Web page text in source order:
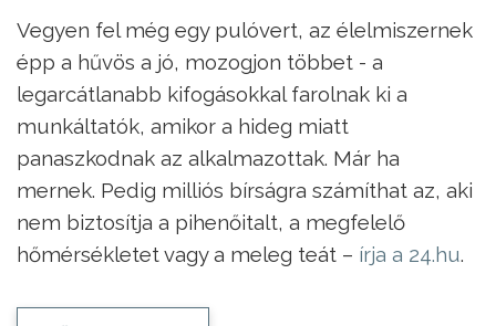
Vegyen fel még egy pulóvert, az élelmiszernek
épp a hűvös a jó, mozogjon többet - a
legarcátlanabb kifogásokkal farolnak ki a
munkáltatók, amikor a hideg miatt
panaszkodnak az alkalmazottak. Már ha
mernek. Pedig milliós bírságra számíthat az, aki
nem biztosítja a pihenőitalt, a megfelelő
hőmérsékletet vagy a meleg teát – írja a 24.hu.